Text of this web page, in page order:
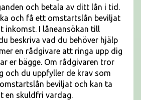
och betala av ditt lån i tid.
och få ett omstartslån beviljat
inkomst. I låneansökan till
beskriva vad du behöver hjälp
en rådgivare att ringa upp dig
er bägge. Om rådgivaren tror
och du uppfyller de krav som
beviljat och kan ta
en skuldfri vardag.